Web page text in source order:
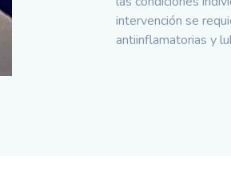
intervención se
antiinflamatorias y